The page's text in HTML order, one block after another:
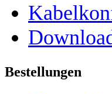
Bestellungen